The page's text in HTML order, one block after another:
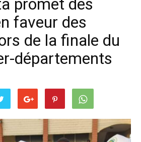
promet des
faveur des
de la finale du
départements